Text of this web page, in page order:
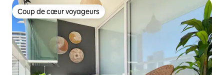
Coup de cœur voyageurs
Coup de cœur voyageurs